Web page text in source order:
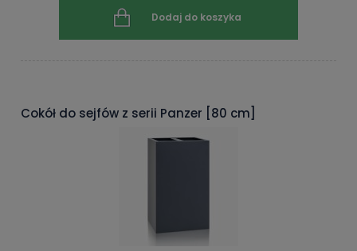
Dodaj do koszyka
Cokół do sejfów z serii Panzer [80 cm]